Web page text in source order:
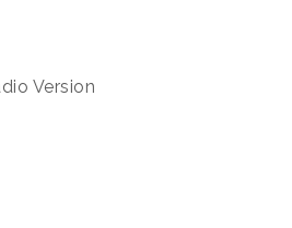
Version